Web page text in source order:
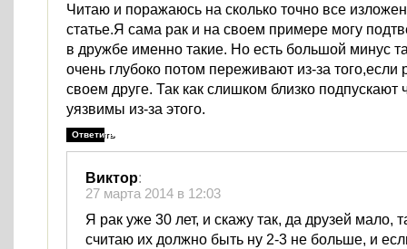
Читаю и поражаюсь на сколько точно все
статье.Я сама рак и на своем примере могу
в дружбе именно такие. Но есть большой минус
очень глубоко потом переживают из-за того,если
своем друге. Так как слишком близко подпускают
уязвимы из-за этого.
Ответить
Виктор:
27 марта 2014 в 12:03
Я рак уже 30 лет, и скажу так, да друзей мало,
считаю их должно быть ну 2-3 не больше, и